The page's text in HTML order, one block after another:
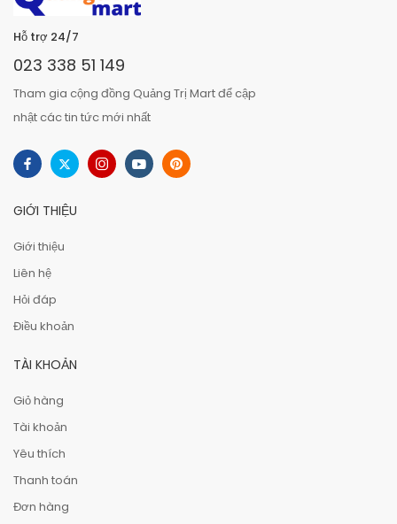
Hỗ trợ 24/7
023 338 51 149
Tham gia cộng đồng Quảng Trị Mart để cập
nhật các tin tức mới nhất
GIỚI THIỆU
Giới thiệu
Liên hệ
Hỏi đáp
Điều khoản
TÀI KHOẢN
Giỏ hàng
Tài khoản
Yêu thích
Thanh toán
Đơn hàng